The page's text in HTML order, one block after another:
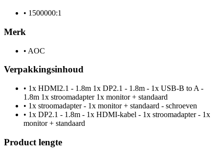
• 1500000:1
Merk
• AOC
Verpakkingsinhoud
• 1x HDMI2.1 - 1.8m 1x DP2.1 - 1.8m - 1x USB-B to A -
1.8m 1x stroomadapter 1x monitor + standaard
• 1x stroomadapter - 1x monitor + standaard - schroeven
• 1x DP2.1 - 1.8m - 1x HDMI-kabel - 1x stroomadapter - 1x
monitor + standaard
Product lengte